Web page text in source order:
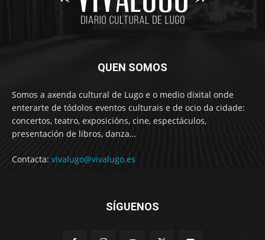
QUEN SOMOS
Somos a axenda cultural de Lugo e o medio dixital onde
enterarte de tódolos eventos culturais e de ocio da cidade:
concertos, teatro, exposicións, cine, espectáculos,
presentación de libros, danza…
Contacta: vivalugo@vivalugo.es
SÍGUENOS